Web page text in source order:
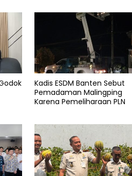
Kadis ESDM Banten Sebut
Pemadaman Malingping
Karena Pemeliharaan PLN